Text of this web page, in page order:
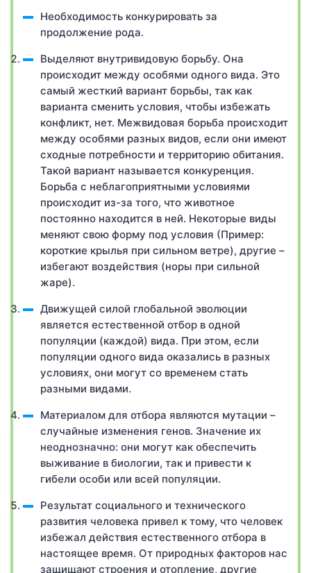
Необходимость конкурировать за
продолжение рода.
Выделяют внутривидовую борьбу. Она
происходит между особями одного вида. Это
самый жесткий вариант борьбы, так как
варианта сменить условия, чтобы избежать
конфликт, нет. Межвидовая борьба происходит
между особями разных видов, если они имеют
сходные потребности и территорию обитания.
Такой вариант называется конкуренция.
Борьба с неблагоприятными условиями
происходит из-за того, что животное
постоянно находится в ней. Некоторые виды
меняют свою форму под условия (Пример:
короткие крылья при сильном ветре), другие –
избегают воздействия (норы при сильной
жаре).
Движущей силой глобальной эволюции
является естественной отбор в одной
популяции (каждой) вида. При этом, если
популяции одного вида оказались в разных
условиях, они могут со временем стать
разными видами.
Материалом для отбора являются мутации –
случайные изменения генов. Значение их
неоднозначно: они могут как обеспечить
выживание в биологии, так и привести к
гибели особи или всей популяции.
Результат социального и технического
развития человека привел к тому, что человек
избежал действия естественного отбора в
настоящее время. От природных факторов нас
защищают строения и отопление, другие